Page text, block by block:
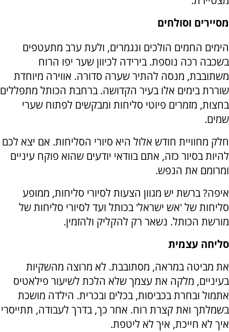
מסיירים וסולחים
הימים החמים הולכים ונגמרים, ולעת ערב מתעטפים
בשכבה רכה נוספת. בירידה לכיוון שער יפו הרוח
משתובבת, מנסה להתיר שערה סדורה. אווירה מיוחדת
שוררת בימים אלו בעיר הקדושה. ברחבת הכותל מתפללים
בחצות, מזמרים פיוטי סליחות ומבקשים לפתוח שערי
שמים.
חלק מחוויית חודש אלול היא סיורי הסליחות. אם יצא לכם
להיות בסיור כזה, אתם בוודאי יודעים שהוא פוקח עיניים
ומרומם את הנפש.
איפה? ברשת יש מגוון הצעות לסיורי סליחות, ממופע
סליחות של 'אש ישראל' בכותל ועד לסיורי סליחות של
מורשת הכותל. נשאר רק להקליק ולהזמין.
סליחה עצמית
את מביטה במראה, מסתובבת. לא מרוצה מהשקיות
בעיניים, מלקה את עצמך שלא הלכת לשיעור פילאטיס
אתמול ובחרת בכביסות, בכלים ובכרית. הילדה מושכת
בשמלתך ואת קצרת רוח. אחר כך, בדרך לעבודה, תתייסרי
איך לא חייכת, איך לא ליטפת.